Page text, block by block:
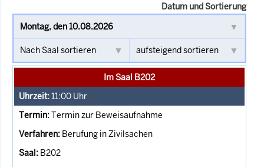
Datum und Sortierung
Im Saal B202
11:00 Uhr
Termin zur Beweisaufnahme
Berufung in Zivilsachen
B202